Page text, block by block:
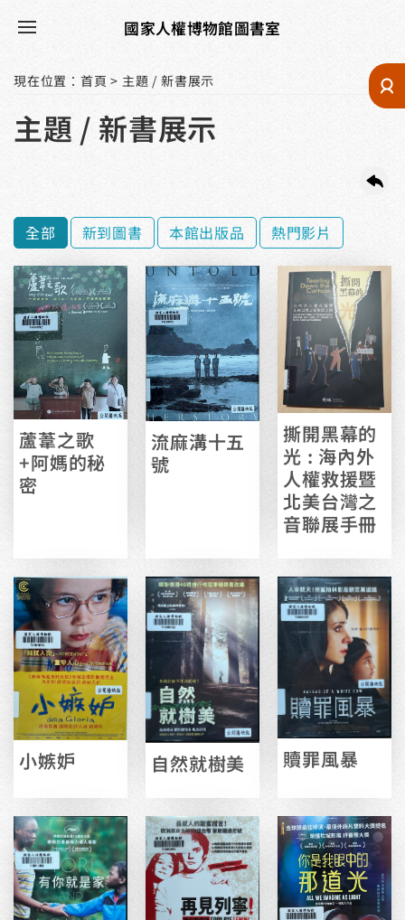
國家人權博物館圖書室
現在位置 ：首頁 > 主題 / 新書展示
主題 / 新書展示
全部 新到圖書 本館出版品 熱門影片
蘆葦之歌
+阿媽的秘
密
流麻溝十五
號
撕開黑幕的
光 : 海內外
人權救援暨
北美台灣之
音聯展手冊
小嫉妒 自然就樹美 贖罪風暴